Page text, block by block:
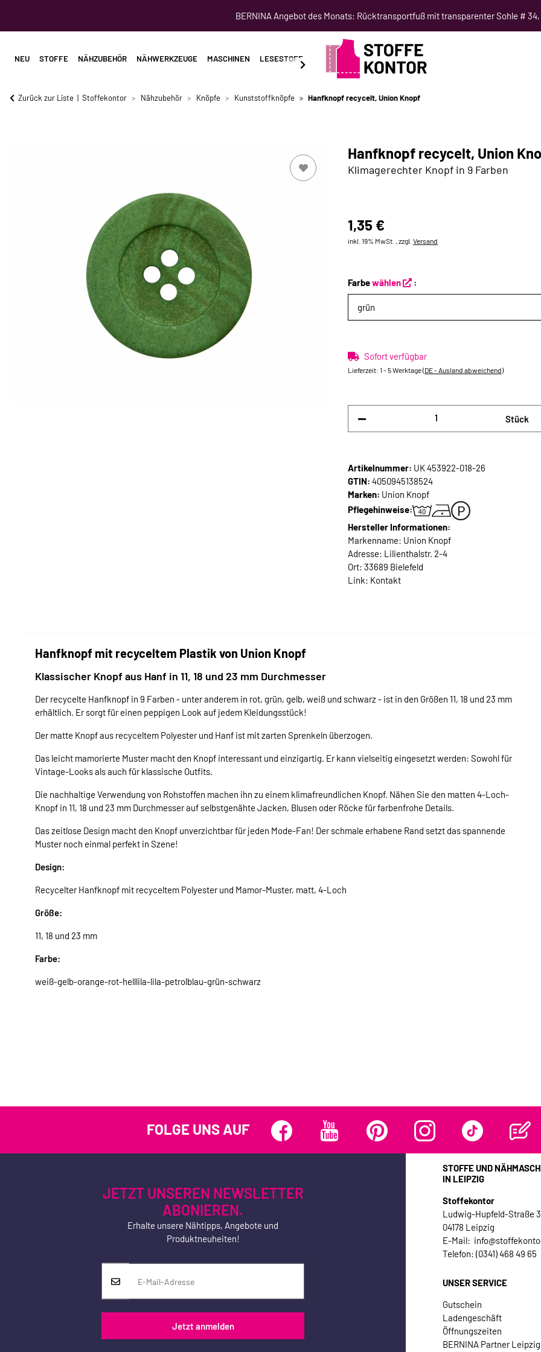
BERNINA Angebot des Monats: Rücktransportfuß mit transparenter Sohle # 34,
NEU STOFFE NÄHZUBEHÖR NÄHWERKZEUGE MASCHINEN LESESTOFF SCHNITTMUSTER NÄHKURSE
Zurück zur Liste Stoffekontor Nähzubehör Knöpfe Kunststoffknöpfe Hanfknopf recycelt, Union Knopf
Hanfknopf recycelt, Union
Klimagerechter Knopf in 9 Farben
1,35 €
inkl. 19% MwSt. , zzgl. Versand
Farbewählen :
grün
Sofort verfügbar
Lieferzeit: 1 - 5 Werktage(DE - Ausland abweichend)
Stück
Artikelnummer: UK 453922-018-26
GTIN: 4050945138524
Marken: Union Knopf
Pflegehinweise:
Hersteller Informationen:
Markenname: Union Knopf
Adresse: Lilienthalstr. 2-4
Ort: 33689 Bielefeld
Link: Kontakt
Hanfknopf mit recyceltem Plastik von Union Knopf
Klassischer Knopf aus Hanf in 11, 18 und 23 mm Durchmesser
Der recycelte Hanfknopf in 9 Farben - unter anderem in rot, grün, gelb, weiß und schwarz - ist in den Größen 11, 18 und 23 mm
erhältlich. Er sorgt für einen peppigen Look auf jedem Kleidungsstück!
Der matte Knopf aus recyceltem Polyester und Hanf ist mit zarten Sprenkeln überzogen.
Das leicht mamorierte Muster macht den Knopf interessant und einzigartig. Er kann vielseitig eingesetzt werden: Sowohl für
Vintage-Looks als auch für klassische Outfits.
Die nachhaltige Verwendung von Rohstoffen machen ihn zu einem klimafreundlichen Knopf. Nähen Sie den matten 4-Loch-
Knopf in 11, 18 und 23 mm Durchmesser auf selbstgenähte Jacken, Blusen oder Röcke für farbenfrohe Details.
Das zeitlose Design macht den Knopf unverzichtbar für jeden Mode-Fan! Der schmale erhabene Rand setzt das spannende
Muster noch einmal perfekt in Szene!
Design:
Recycelter Hanfknopf mit recyceltem Polyester und Mamor-Muster, matt, 4-Loch
Größe:
11, 18 und 23 mm
Farbe:
weiß-gelb-orange-rot-helllila-lila-petrolblau-grün-schwarz
FOLGE UNS AUF
JETZT UNSEREN NEWSLETTER
ABONIEREN.
Erhalte unsere Nähtipps, Angebote und
Produktneuheiten!
Jetzt anmelden
STOFFE UND
IN LEIPZIG
Stoffekontor
Ludwig-Hupfeld-Straße
04178 Leipzig
E-Mail:
Telefon: (0341) 468 49 65
UNSER SERVICE
Gutschein
Ladengeschäft
Öffnungszeiten
BERNINA Partner Leipzig